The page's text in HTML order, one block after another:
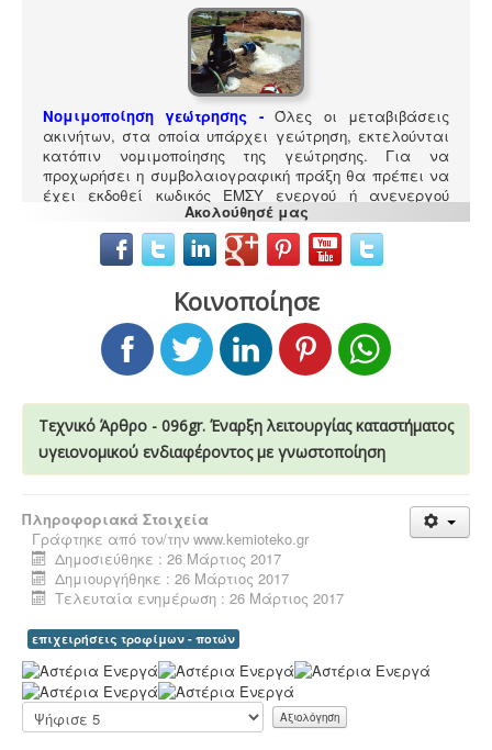
Νομιμοποίηση γεώτρησης - Όλες οι μεταβιβάσεις
ακινήτων, στα οποία υπάρχει γεώτρηση, εκτελούνται
κατόπιν νομιμοποίησης της γεώτρησης. Για να
προχωρήσει η συμβολαιογραφική πράξη θα πρέπει να
έχει εκδοθεί κωδικός ΕΜΣΥ ενεργού ή ανενεργού
σημείου υδροληψίας
Μελέτη HACCP υγειονομικού ενδιαφέροντος -
καταστήματα υγειονομικού ενδιαφέροντος,
υποχρεούνται να διαθέτουν μελέτη διεργασιών
HACCP από επαγγελματία
υγειονολόγο (απόφαση
Υ1γ/ΓΠ/οικ.47829/17 ).
Άδεια λειτουργίας catering -
αδειοδοτούνται ως επαγγελματικά εργαστήρια με
προαπαιτούμενη κτηνιατρική άδεια λειτουργίας η
οποία συνοδεύεται από πλήρη μελέτη HACCP,
σύμφωνα με τον ευρωπαϊκό κανονισμό 853/2004.
Ακολούθησέ μας
Κοινοποίησε
Τεχνικό Άρθρο - 096gr. Έναρξη λειτουργίας καταστήματος
υγειονομικού ενδιαφέροντος με γνωστοποίηση
Πληροφοριακά Στοιχεία
Γράφτηκε από τον/την www.kemioteko.gr
Δημοσιεύθηκε : 26 Μάρτιος 2017
Δημιουργήθηκε : 26 Μάρτιος 2017
Τελευταία ενημέρωση : 26 Μάρτιος 2017
επιχειρήσεις τροφίμων - ποτών
Α
ξ
ι
ο
Παρακαλώ
αξιολογήστε